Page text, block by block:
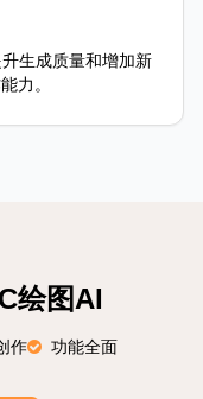
生成质量和增加新
力。
绘图AI
作 功能全面